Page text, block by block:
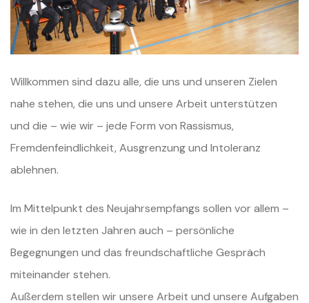
Willkommen sind dazu alle, die uns und unseren Zielen
nahe stehen, die uns und unsere Arbeit unterstützen
und die – wie wir – jede Form von Rassismus,
Fremdenfeindlichkeit, Ausgrenzung und Intoleranz
ablehnen.
Im Mittelpunkt des Neujahrsempfangs sollen vor allem –
wie in den letzten Jahren auch – persönliche
Begegnungen und das freundschaftliche Gespräch
miteinander stehen.
Außerdem stellen wir unsere Arbeit und unsere Aufgaben